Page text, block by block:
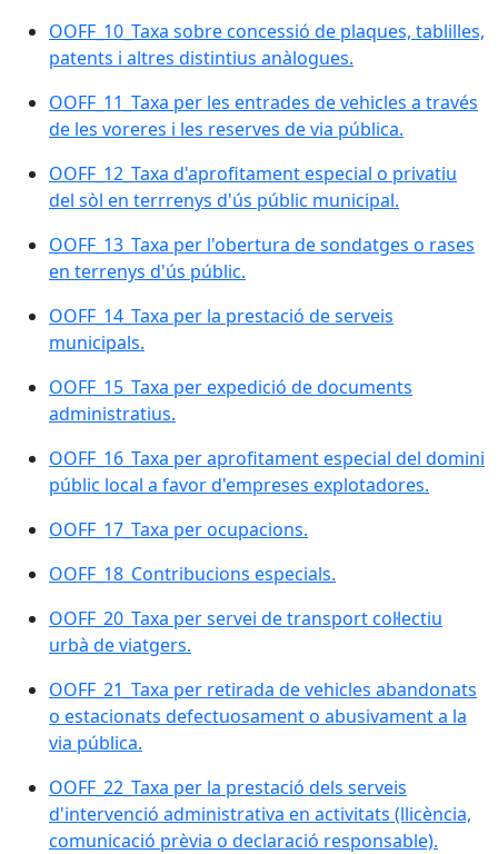
OOFF_10_Taxa sobre concessió de plaques, tablilles,
patents i altres distintius anàlogues.
OOFF_11_Taxa per les entrades de vehicles a través
de les voreres i les reserves de via pública.
OOFF_12_Taxa d'aprofitament especial o privatiu
del sòl en terrrenys d'ús públic municipal.
OOFF_13_Taxa per l'obertura de sondatges o rases
en terrenys d'ús públic.
OOFF_14_Taxa per la prestació de serveis
municipals.
OOFF_15_Taxa per expedició de documents
administratius.
OOFF_16_Taxa per aprofitament especial del domini
públic local a favor d'empreses explotadores.
OOFF_17_Taxa per ocupacions.
OOFF_18_Contribucions especials.
OOFF_20_Taxa per servei de transport col·lectiu
urbà de viatgers.
OOFF_21_Taxa per retirada de vehicles abandonats
o estacionats defectuosament o abusivament a la
via pública.
OOFF_22_Taxa per la prestació dels serveis
d'intervenció administrativa en activitats (llicència,
comunicació prèvia o declaració responsable).